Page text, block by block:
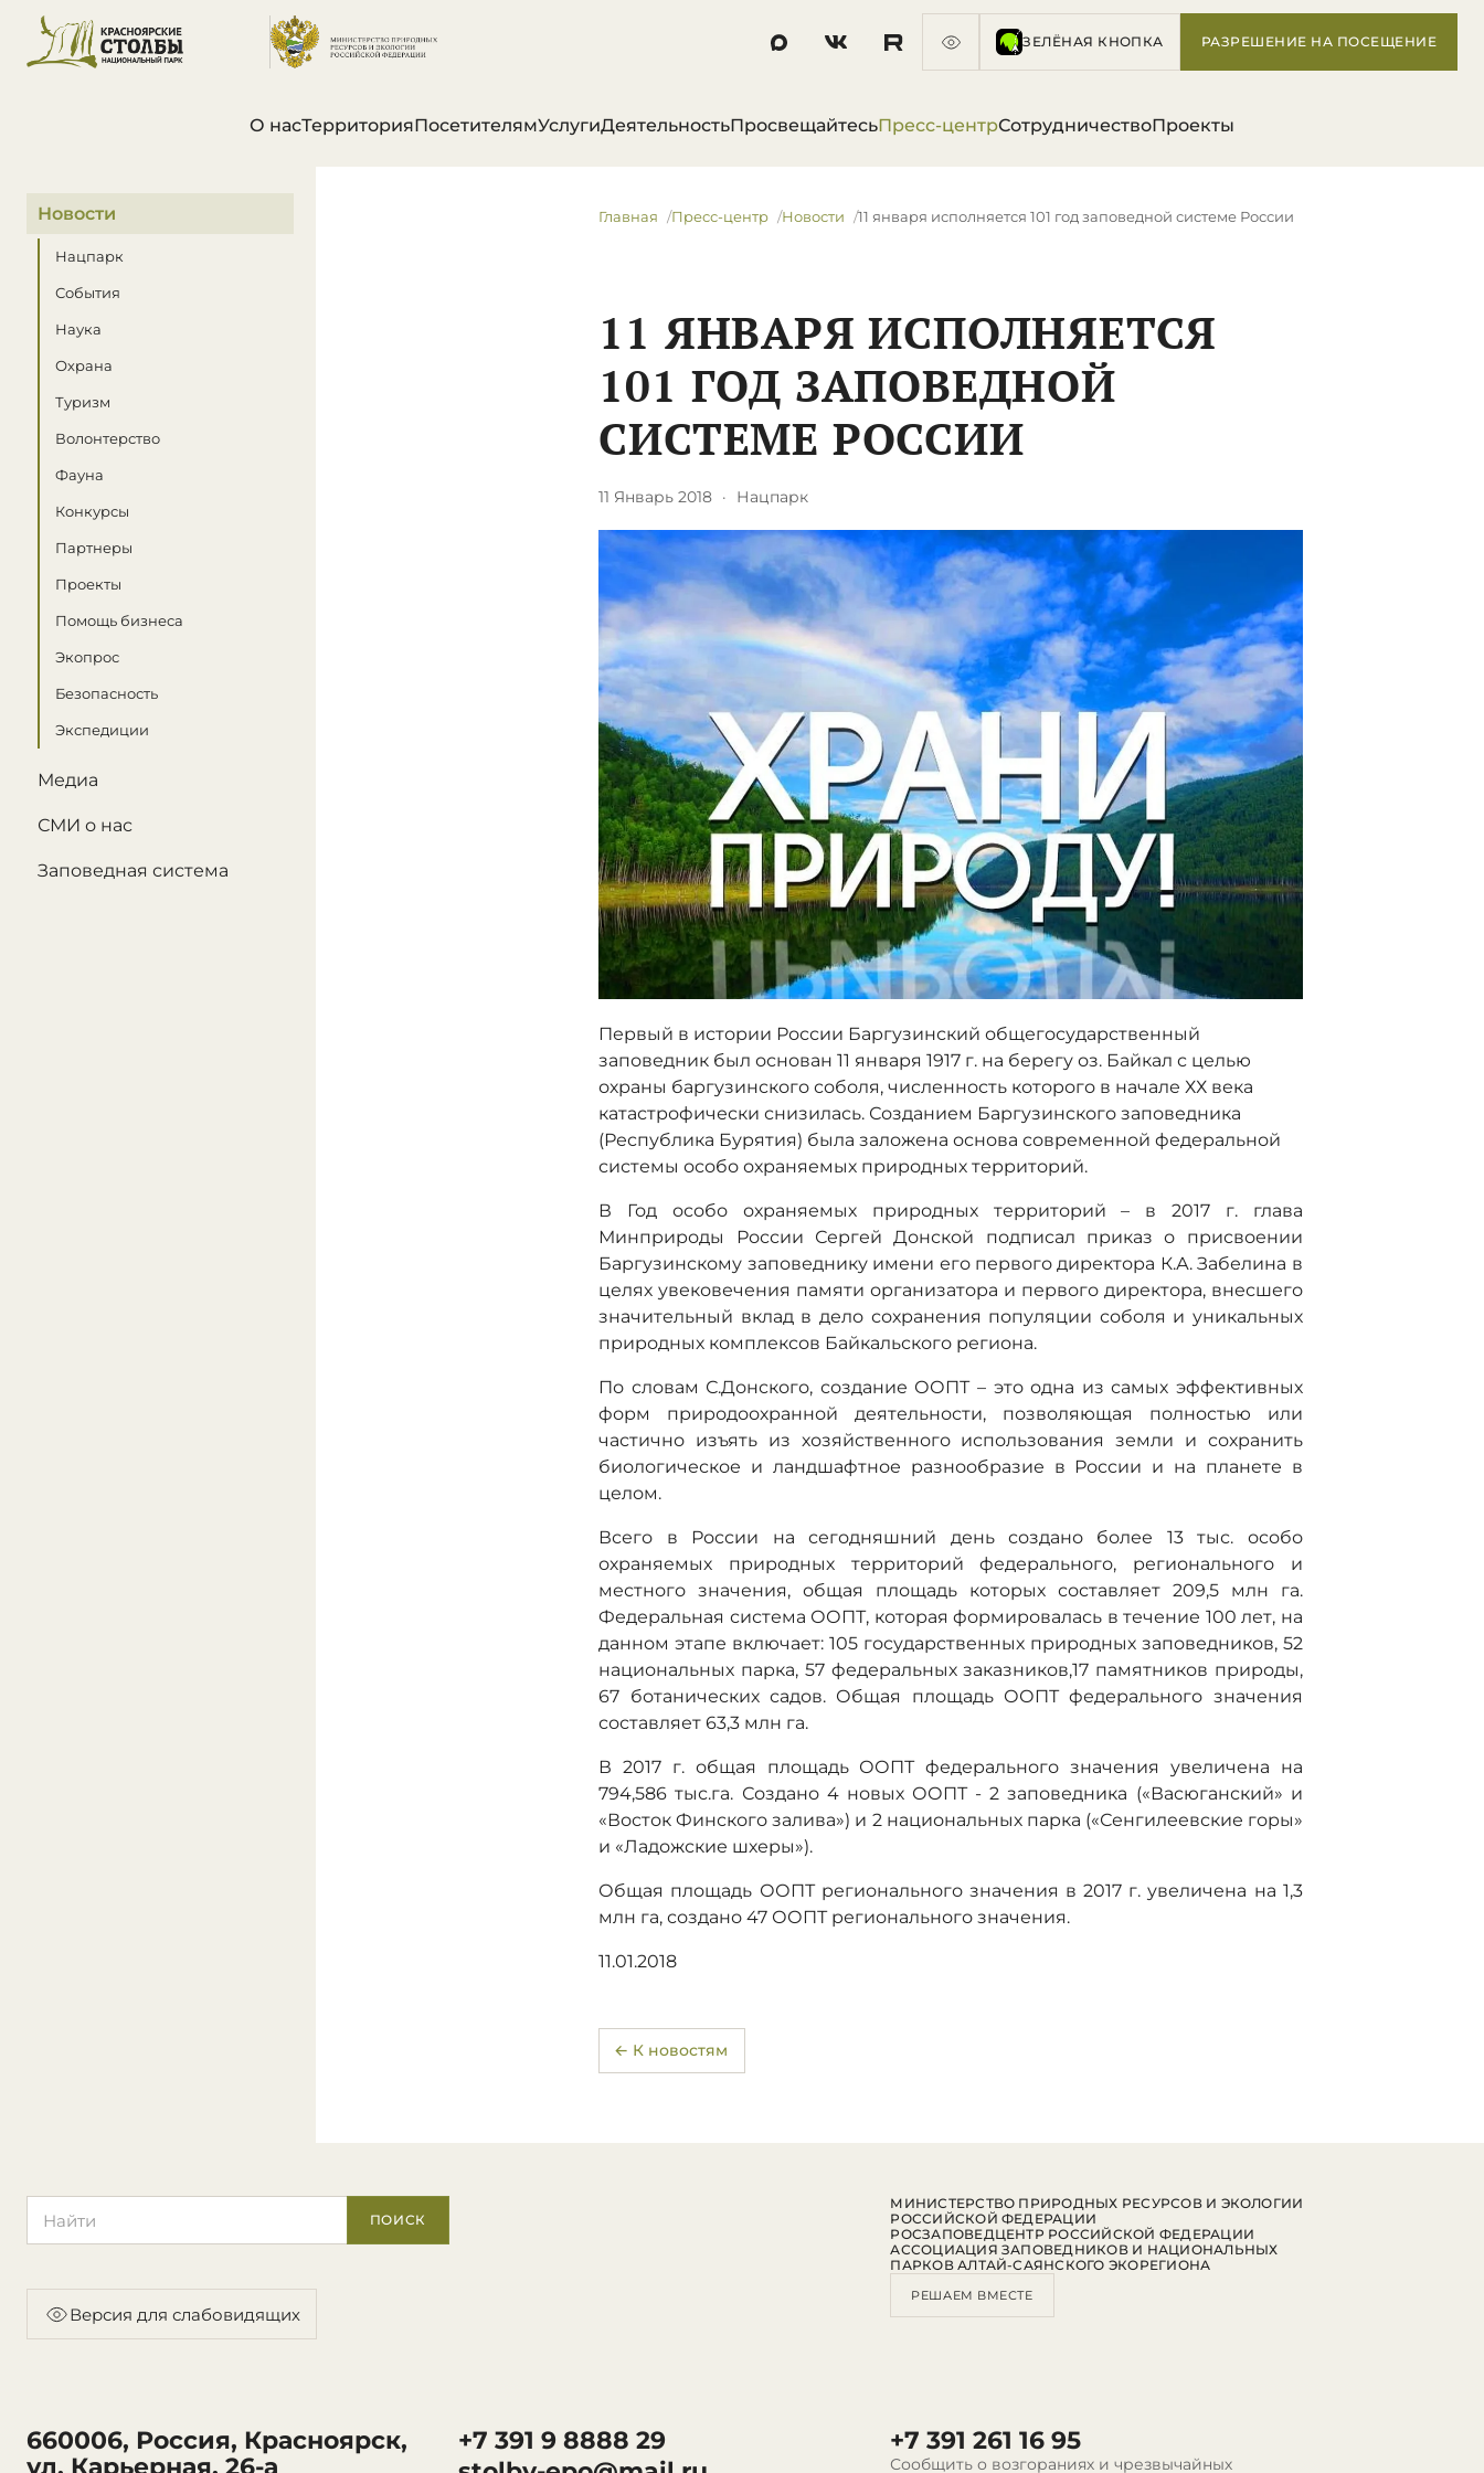
ЗЕЛЁНАЯ КНОПКА РАЗРЕШЕНИЕ НА ПОСЕЩЕНИЕ
О насТерриторияПосетителямУслугиДеятельностьПросвещайтесьПресс-центрСотрудничествоПроекты
В этом разделе
Новости
Нацпарк
События
Наука
Охрана
Туризм
Волонтерство
Фауна
Конкурсы
Партнеры
Проекты
Помощь бизнеса
Экопрос
Безопасность
Экспедиции
Медиа
СМИ о нас
Заповедная система
Главная Пресс-центр Новости 11 января исполняется 101 год заповедной системе России
11 ЯНВАРЯ ИСПОЛНЯЕТСЯ
101 ГОД ЗАПОВЕДНОЙ
СИСТЕМЕ РОССИИ
11 Январь 2018 · Нацпарк
Первый в истории России Баргузинский общегосударственный
заповедник был основан 11 января 1917 г. на берегу оз. Байкал с целью
охраны баргузинского соболя, численность которого в начале ХХ века
катастрофически снизилась. Созданием Баргузинского заповедника
(Республика Бурятия) была заложена основа современной федеральной
системы особо охраняемых природных территорий.
В Год особо охраняемых природных территорий – в 2017 г. глава
Минприроды России Сергей Донской подписал приказ о присвоении
Баргузинскому заповеднику имени его первого директора К.А. Забелина в
целях увековечения памяти организатора и первого директора, внесшего
значительный вклад в дело сохранения популяции соболя и уникальных
природных комплексов Байкальского региона.
По словам С.Донского, создание ООПТ – это одна из самых эффективных
форм природоохранной деятельности, позволяющая полностью или
частично изъять из хозяйственного использования земли и сохранить
биологическое и ландшафтное разнообразие в России и на планете в
целом.
Всего в России на сегодняшний день создано более 13 тыс. особо
охраняемых природных территорий федерального, регионального и
местного значения, общая площадь которых составляет 209,5 млн га.
Федеральная система ООПТ, которая формировалась в течение 100 лет, на
данном этапе включает: 105 государственных природных заповедников, 52
национальных парка, 57 федеральных заказников,17 памятников природы,
67 ботанических садов. Общая площадь ООПТ федерального значения
составляет 63,3 млн га.
В 2017 г. общая площадь ООПТ федерального значения увеличена на
794,586 тыс.га. Создано 4 новых ООПТ - 2 заповедника («Васюганский» и
«Восток Финского залива») и 2 национальных парка («Сенгилеевские горы»
и «Ладожские шхеры»).
Общая площадь ООПТ регионального значения в 2017 г. увеличена на 1,3
млн га, создано 47 ООПТ регионального значения.
11.01.2018
← К новостям
ПОИСК
Версия для слабовидящих
660006, Россия, Красноярск,
ул. Карьерная, 26-а
+7 391 9 8888 29
+7 391 261 16 95
Сообщить о возгораниях и чрезвычайных
МИНИСТЕРСТВО ПРИРОДНЫХ РЕСУРСОВ И ЭКОЛОГИИ
РОССИЙСКОЙ ФЕДЕРАЦИИ
РОСЗАПОВЕДЦЕНТР РОССИЙСКОЙ ФЕДЕРАЦИИ
АССОЦИАЦИЯ ЗАПОВЕДНИКОВ И НАЦИОНАЛЬНЫХ
ПАРКОВ АЛТАЙ-САЯНСКОГО ЭКОРЕГИОНА
РЕШАЕМ ВМЕСТЕ